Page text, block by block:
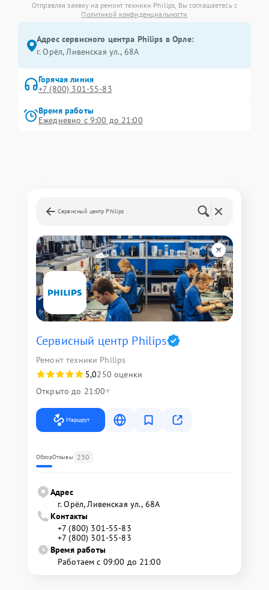
Отправляя заявку на ремонт техники Philips, Вы соглашаетесь с
Политикой конфиденциальности
Адрес сервисного центра Philips в Орле:
г. Орёл, Ливенская ул., 68А
Горячая линия
+7 (800) 301-55-83
Время работы
Ежедневно с 9:00 до 21:00
Сервисный центр Philips
Сервисный центр Philips
Ремонт техники Philips
5,0250 оценки
Открыто до 21:00
Маршрут
ОбзорОтзывы 230
Адрес
г. Орёл, Ливенская ул., 68А
Контакты
+7 (800) 301-55-83
+7 (800) 301-55-83
Время работы
Работаем с 09:00 до 21:00